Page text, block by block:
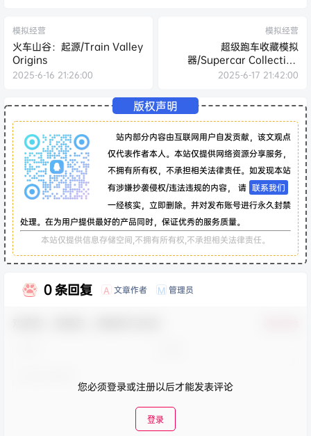
模拟经营
火车山谷：起源/Train Valley
Origins
2025-6-16 21:26:00
模拟经营
超级跑车收藏模拟
器/Supercar Collection
Simulator
2025-6-17 21:42:00
版权声明
站内部分内容由互联网用户自发贡献，该文观点
仅代表作者本人。本站仅提供网络资源分享服务，
不拥有所有权，不承担相关法律责任。如发现本站
有涉嫌抄袭侵权/违法违规的内容， 请 联系我们
一经核实，立即删除。并对发布账号进行永久封禁
处理。在为用户提供最好的产品同时，保证优秀的服务质量。
本站仅提供信息存储空间,不拥有所有权,不承担相关法律责任。
0 条回复 A 文章作者 M 管理员
您必须登录或注册以后才能发表评论
登录